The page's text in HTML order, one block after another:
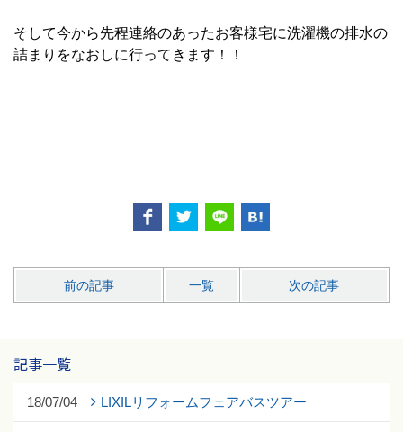
そして今から先程連絡のあったお客様宅に洗濯機の排水の
詰まりをなおしに行ってきます！！
前の記事 一覧 次の記事
記事一覧
18/07/04 LIXILリフォームフェアバスツアー